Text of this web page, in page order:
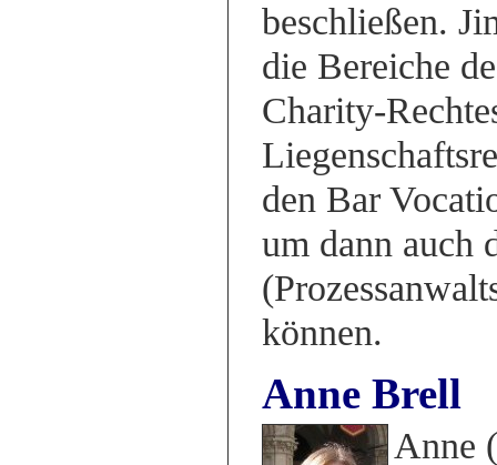
beschließen.
die Bereiche
Charity-
den Bar
um dann auch
können.
Anne Brell
Anne